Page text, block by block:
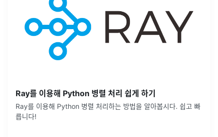
Ray를 이용해 Python 병렬 처리 쉽게 하기
Ray를 이용해 Python 병렬 처리하는 방법을 알아봅시다. 쉽고 빠
릅니다!